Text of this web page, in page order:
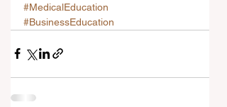
#MedicalEducation
#BusinessEducation